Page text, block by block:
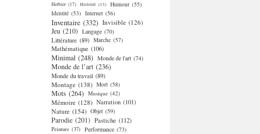
Herbier (17) Histoire (13) Humour (55)
Identité (53) Internet (56)
Inventaire (332) Invisible (126)
Jeu (210) Langage (70)
Littérature (89) Marche (57)
Mathématique (106)
Minimal (248) Monde de l'art (74)
Monde de l’art (236)
Monde du travail (89)
Montage (138) Mort (58)
Mots (264) Musique (42)
Mémoire (128) Narration (101)
Nature (154) Objet (59)
Parodie (201) Pastiche (112)
Peinture (37) Performance (73)